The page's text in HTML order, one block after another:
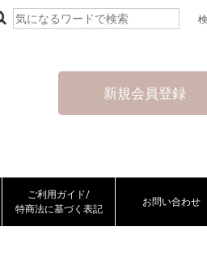
新規会員登録
ご利用ガイド/
特商法に基づく表記
お問い合わせ